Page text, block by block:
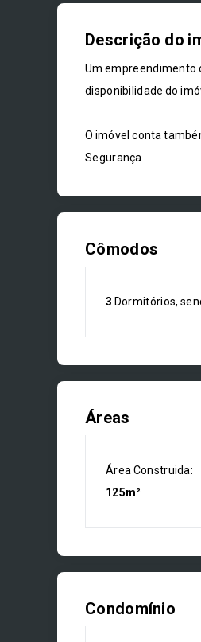
Descrição do
Um empreendimento
disponibilidade do
O imóvel conta
Segurança
Cômodos
3 Dormitórios,
Áreas
Área Construida:
125m²
Condomínio